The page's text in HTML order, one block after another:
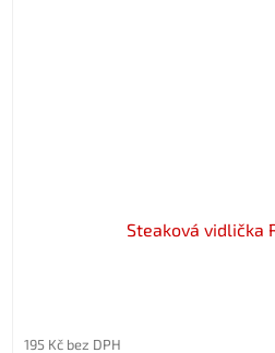
Steaková vidlička
195 Kč bez DPH